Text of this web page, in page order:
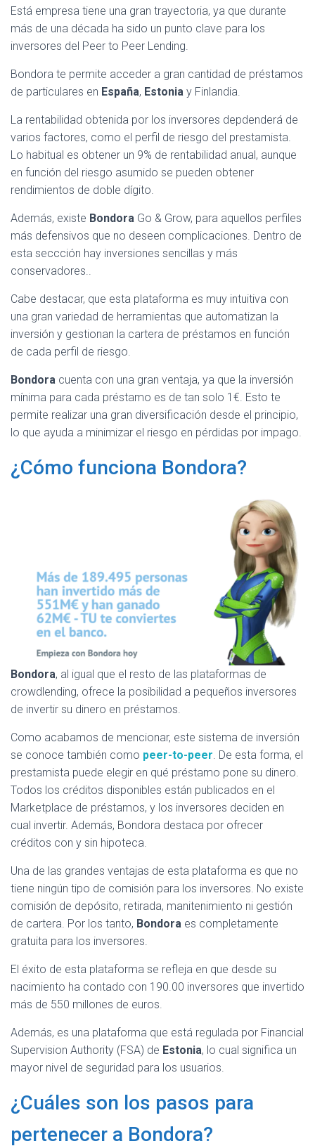
Está empresa tiene una gran trayectoria, ya que durante
más de una década ha sido un punto clave para los
inversores del Peer to Peer Lending.
Bondora te permite acceder a gran cantidad de préstamos
de particulares en España, Estonia y Finlandia.
La rentabilidad obtenida por los inversores depdenderá de
varios factores, como el perfil de riesgo del prestamista.
Lo habitual es obtener un 9% de rentabilidad anual, aunque
en función del riesgo asumido se pueden obtener
rendimientos de doble dígito.
Además, existe Bondora Go & Grow, para aquellos perfiles
más defensivos que no deseen complicaciones. Dentro de
esta seccción hay inversiones sencillas y más
conservadores..
Cabe destacar, que esta plataforma es muy intuitiva con
una gran variedad de herramientas que automatizan la
inversión y gestionan la cartera de préstamos en función
de cada perfil de riesgo.
Bondora cuenta con una gran ventaja, ya que la inversión
mínima para cada préstamo es de tan solo 1€. Esto te
permite realizar una gran diversificación desde el principio,
lo que ayuda a minimizar el riesgo en pérdidas por impago.
¿Cómo funciona Bondora?
Bondora, al igual que el resto de las plataformas de
crowdlending, ofrece la posibilidad a pequeños inversores
de invertir su dinero en préstamos.
Como acabamos de mencionar, este sistema de inversión
se conoce también como peer-to-peer. De esta forma, el
prestamista puede elegir en qué préstamo pone su dinero.
Todos los créditos disponibles están publicados en el
Marketplace de préstamos, y los inversores deciden en
cual invertir. Además, Bondora destaca por ofrecer
créditos con y sin hipoteca.
Una de las grandes ventajas de esta plataforma es que no
tiene ningún tipo de comisión para los inversores. No existe
comisión de depósito, retirada, manitenimiento ni gestión
de cartera. Por los tanto, Bondora es completamente
gratuita para los inversores.
El éxito de esta plataforma se refleja en que desde su
nacimiento ha contado con 190.00 inversores que invertido
más de 550 millones de euros.
Además, es una plataforma que está regulada por Financial
Supervision Authority (FSA) de Estonia, lo cual significa un
mayor nivel de seguridad para los usuarios.
¿Cuáles son los pasos para
pertenecer a Bondora?